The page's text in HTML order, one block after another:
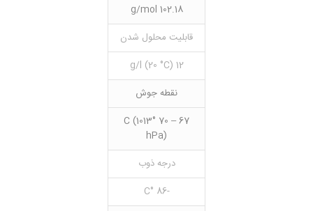
102.18 g/mol
قابلیت محلول شدن
12 g/l (20 °C)
نقطه جوش
67 – 70 °C (1013
hPa)
درجه ذوب
-86 °C